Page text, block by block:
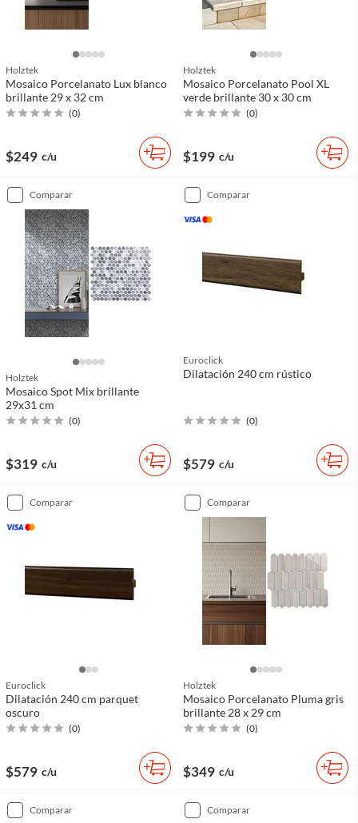
Holztek
Mosaico Porcelanato Lux blanco
brillante 29 x 32 cm
(0)
$249 c/u
Holztek
Mosaico Porcelanato Pool XL
verde brillante 30 x 30 cm
(0)
$199 c/u
comparar
Holztek
Mosaico Spot Mix brillante
29x31 cm
(0)
$319 c/u
comparar
Euroclick
Dilatación 240 cm rústico
(0)
$579 c/u
comparar
Euroclick
Dilatación 240 cm parquet
oscuro
(0)
$579 c/u
comparar
Holztek
Mosaico Porcelanato Pluma gris
brillante 28 x 29 cm
(0)
$349 c/u
comparar comparar